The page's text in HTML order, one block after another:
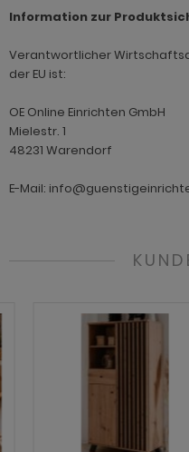
Information zur
Verantwortlicher
der EU ist:
OE Online Einrichten GmbH
Mielestr. 1
48231 Warendorf
E-Mail:
Stove Old
Stove weiß
Timber
Vestland
Sentra
Seyne
Stove Old Style
Sumatra
Synnax
Timber
Tomaso
Tyler